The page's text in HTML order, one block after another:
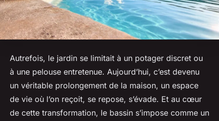
Autrefois, le jardin se limitait à un potager discret ou
à une pelouse entretenue. Aujourd’hui, c’est devenu
un véritable prolongement de la maison, un espace
de vie où l’on reçoit, se repose, s’évade. Et au cœur
de cette transformation, le bassin s’impose comme un